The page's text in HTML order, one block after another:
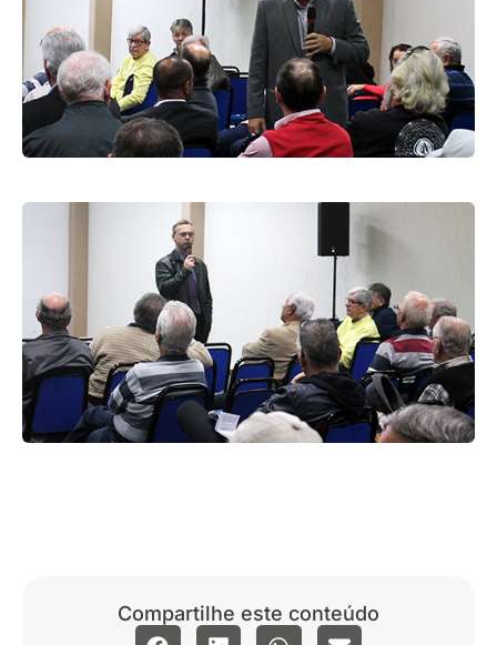
Compartilhe este conteúdo